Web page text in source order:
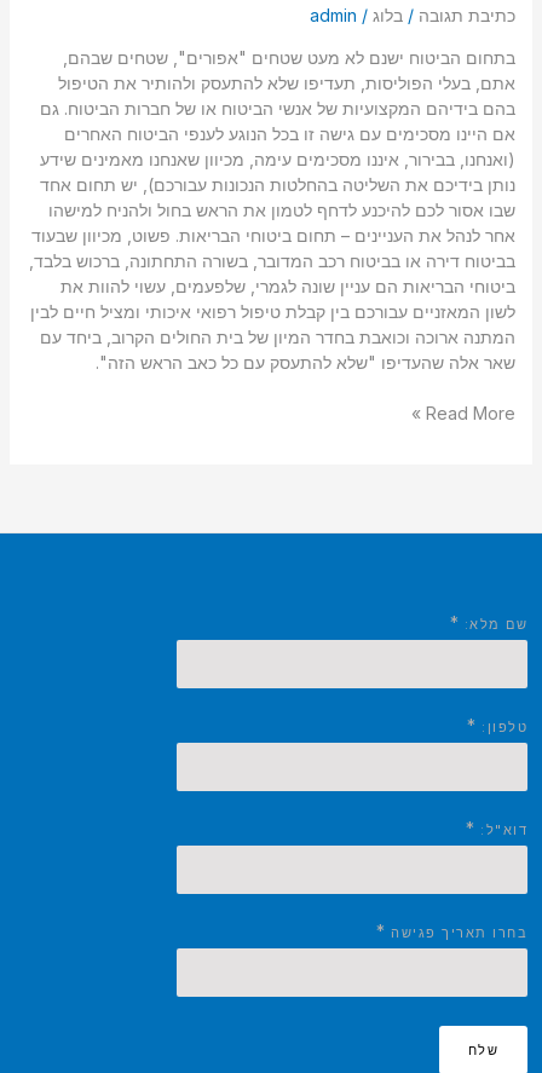
כתיבת תגובה / בלוג/
admin
בתחום הביטוח ישנם לא מעט שטחים "אפורים", שטחים שבהם,
אתם, בעלי הפוליסות, תעדיפו שלא להתעסק ולהותיר את הטיפול
בהם בידיהם המקצועיות של אנשי הביטוח או של חברות הביטוח. גם
אם היינו מסכימים עם גישה זו בכל הנוגע לענפי הביטוח האחרים
(ואנחנו, בבירור, איננו מסכימים עימה, מכיוון שאנחנו מאמינים שידע
נותן בידיכם את השליטה בהחלטות הנכונות עבורכם), יש תחום אחד
שבו אסור לכם להיכנע לדחף לטמון את הראש בחול ולהניח למישהו
אחר לנהל את העניינים – תחום ביטוחי הבריאות. פשוט, מכיוון שבעוד
בביטוח דירה או בביטוח רכב המדובר, בשורה התחתונה, ברכוש בלבד,
ביטוחי הבריאות הם עניין שונה לגמרי, שלפעמים, עשוי להוות את
לשון המאזניים עבורכם בין קבלת טיפול רפואי איכותי ומציל חיים לבין
המתנה ארוכה וכואבת בחדר המיון של בית החולים הקרוב, ביחד עם
שאר אלה שהעדיפו "שלא להתעסק עם כל כאב הראש הזה".
Read More »
שם מלא: *
טלפון: *
דוא"ל: *
בחרו תאריך פגישה *
שלח